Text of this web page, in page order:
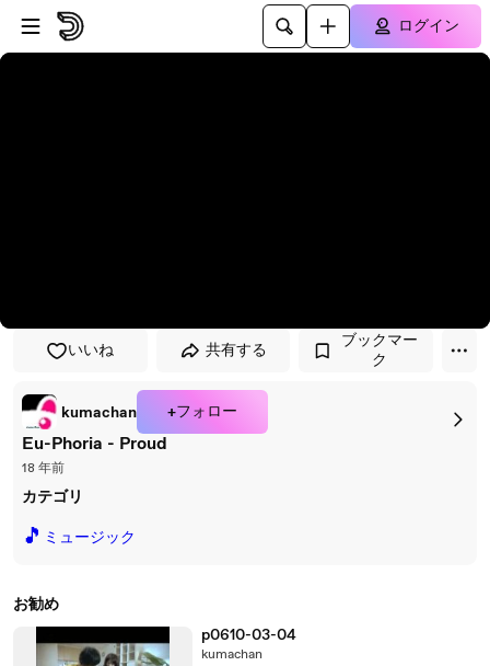
プレイヤーにスキップ
メインコンテンツにスキップ
ログイン
いいね 共有する
ブックマー
ク
kumachan +フォロー
Eu-Phoria - Proud
18 年前
カテゴリ
🎵 ミュージック
お勧め
p0610-03-04
kumachan